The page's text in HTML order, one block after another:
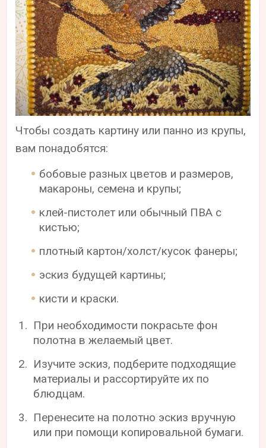
Чтобы создать картину или панно из крупы,
вам понадобятся:
бобовые разных цветов и размеров,
макароны, семена и крупы;
клей-пистолет или обычный ПВА с
кистью;
плотный картон/холст/кусок фанеры;
эскиз будущей картины;
кисти и краски.
При необходимости покрасьте фон
полотна в желаемый цвет.
Изучите эскиз, подберите подходящие
материалы и рассортируйте их по
блюдцам.
Перенесите на полотно эскиз вручную
или при помощи копировальной бумаги.